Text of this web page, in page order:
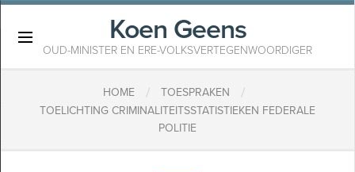
Koen Geens
OUD-MINISTER EN ERE-VOLKSVERTEGENWOORDIGER
HOME / TOESPRAKEN /
TOELICHTING CRIMINALITEITSSTATISTIEKEN FEDERALE
POLITIE